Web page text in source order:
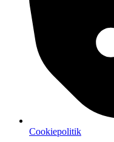
Cookiepolitik